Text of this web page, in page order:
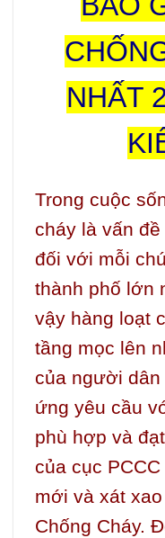
NHẤT
Trong cuộc
cháy là vấn
đối với mỗi
thành phố lớn
vậy hàng loạt
tầng mọc lên
của người
ứng yêu cầu
phù hợp và
của cục
mới và xát
Chống Cháy.